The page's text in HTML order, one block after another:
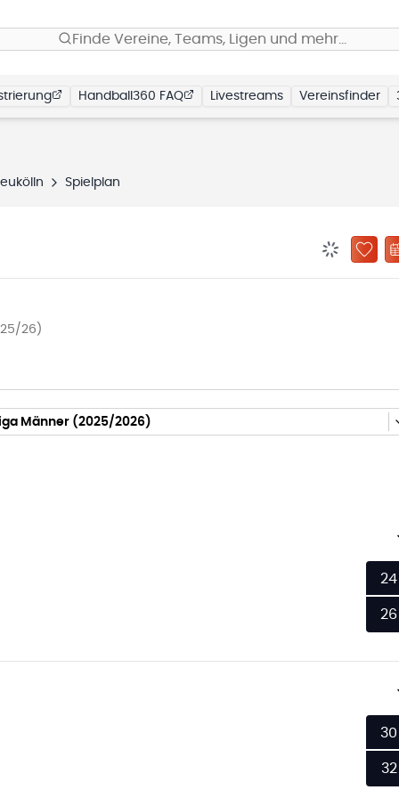
Finde Vereine, Teams, Ligen und mehr…
Handball360 FAQ Livestreams Vereinsfinder
Spielplan
ZU
26)
Männer (2025/2026)
24
26
30
32